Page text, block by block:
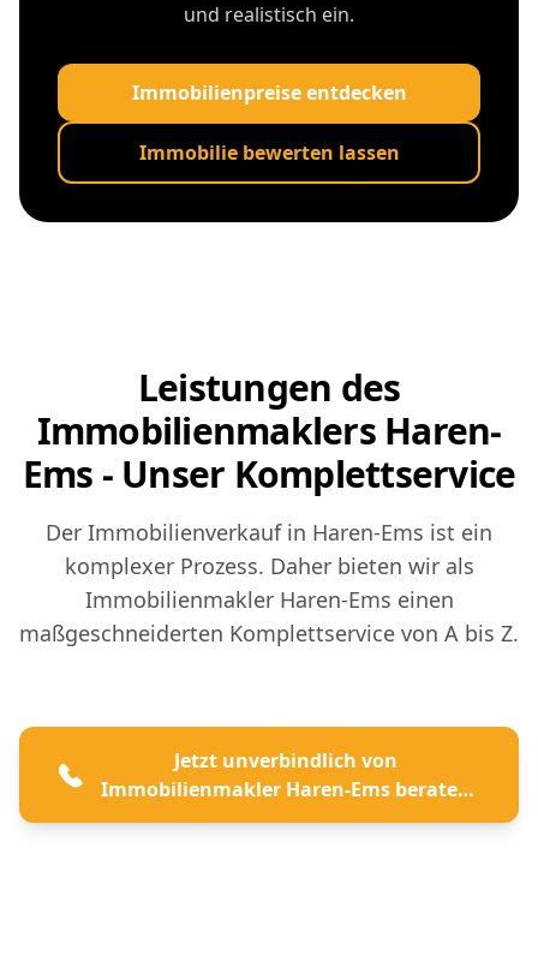
und realistisch ein.
Immobilienpreise entdecken
Immobilie bewerten lassen
Leistungen des
Immobilienmaklers Haren-
Ems - Unser Komplettservice
Der Immobilienverkauf in Haren-Ems ist ein
komplexer Prozess. Daher bieten wir als
Immobilienmakler Haren-Ems einen
maßgeschneiderten Komplettservice von A bis Z.
Jetzt unverbindlich von
Immobilienmakler Haren-Ems beraten
lassen